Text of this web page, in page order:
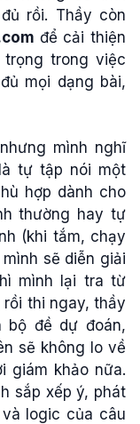
rồi. Thầy còn
để cải thiện
trong việc
mọi dạng bài,
mình nghĩ
tự tập nói một
hợp dành cho
thường hay tự
(khi tắm, chạy
sẽ diễn giải
mình lại tra từ
rồi thi ngay, thầy
bộ đề dự đoán,
sẽ không lo về
giám khảo nữa.
sắp xếp ý, phát
logic của câu